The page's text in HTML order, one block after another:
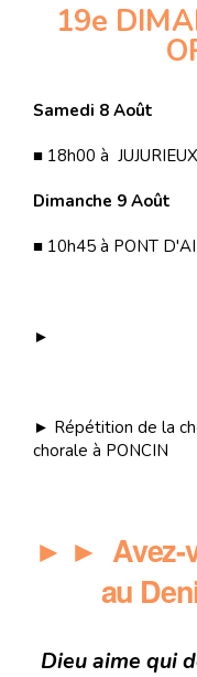
19e
Samedi 8 Août
■ 18h00 à
Dimanche 9 Août
■ 10h45 à PONT
►
► Répétition de la
chorale à PONCIN
► ► Avez-
au
Dieu aime qui